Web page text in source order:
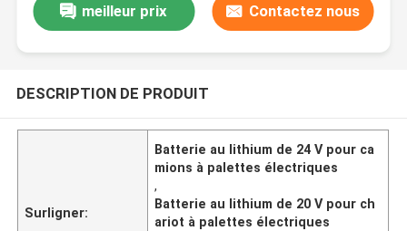
meilleur prix Contactez nous
DESCRIPTION DE PRODUIT
Surligner:
Batterie au lithium de 24 V pour ca
mions à palettes électriques
,
Batterie au lithium de 20 V pour ch
ariot à palettes électriques